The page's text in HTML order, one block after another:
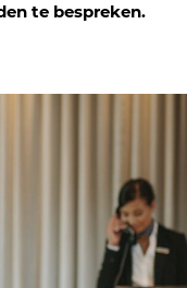
te bespreken.